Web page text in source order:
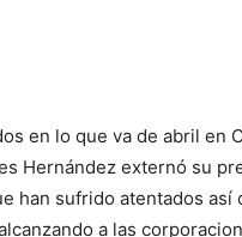
en lo que va de abril en
Hernández externó su
han sufrido atentados así
a las